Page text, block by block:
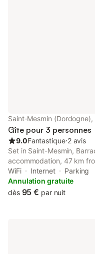
Saint-Mesmin
Gîte pour 3 personnes
9.0Fantastique⋅2 avis
Set in Saint-Mesmin,
accommodation, 47 km
Castle. This property
free private parking and
WiFi Internet
Parking
Annulation gratuite
dès 95 € par nuit